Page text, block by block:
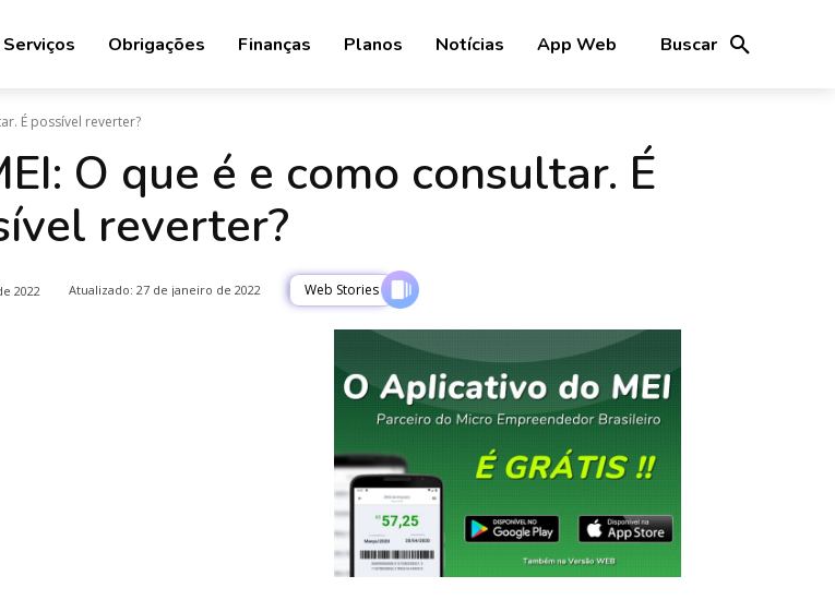
Buscar
Obrigações Finanças Planos Notícias App Web
É possível reverter?
O que é e como consultar. É
reverter?
2022 Atualizado: 27 de janeiro de 2022 Web Stories